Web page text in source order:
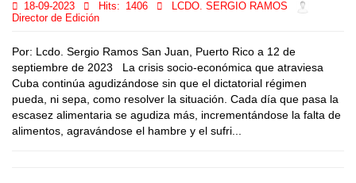
18-09-2023 Hits: 1406
LCDO. SERGIO RAMOS
Director de Edición
Por: Lcdo. Sergio Ramos San Juan, Puerto Rico a 12 de
septiembre de 2023 La crisis socio-económica que atraviesa
Cuba continúa agudizándose sin que el dictatorial régimen
pueda, ni sepa, como resolver la situación. Cada día que pasa la
escasez alimentaria se agudiza más, incrementándose la falta de
alimentos, agravándose el hambre y el sufri...